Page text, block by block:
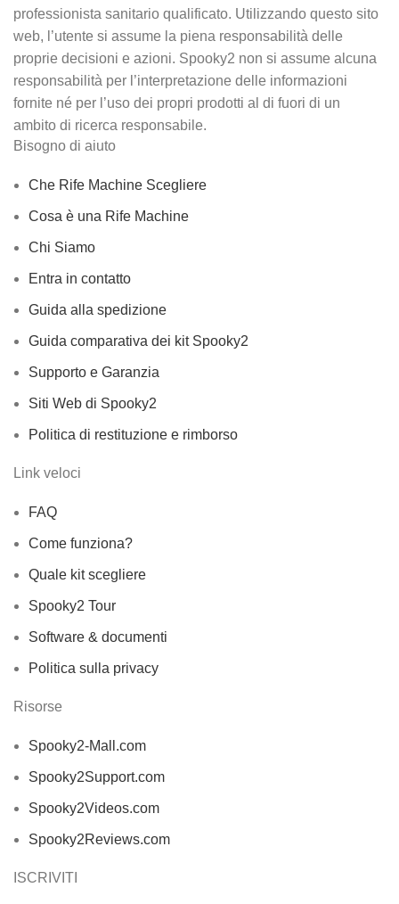
professionista sanitario qualificato. Utilizzando questo sito
web, l’utente si assume la piena responsabilità delle
proprie decisioni e azioni. Spooky2 non si assume alcuna
responsabilità per l’interpretazione delle informazioni
fornite né per l’uso dei propri prodotti al di fuori di un
ambito di ricerca responsabile.
Bisogno di aiuto
Che Rife Machine Scegliere
Cosa è una Rife Machine
Chi Siamo
Entra in contatto
Guida alla spedizione
Guida comparativa dei kit Spooky2
Supporto e Garanzia
Siti Web di Spooky2
Politica di restituzione e rimborso
Link veloci
FAQ
Come funziona?
Quale kit scegliere
Spooky2 Tour
Software & documenti
Politica sulla privacy
Risorse
Spooky2-Mall.com
Spooky2Support.com
Spooky2Videos.com
Spooky2Reviews.com
ISCRIVITI